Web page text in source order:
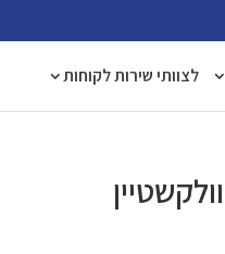
לצוותי שירות לקוחות